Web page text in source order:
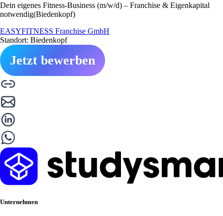
Dein eigenes Fitness-Business (m/w/d) – Franchise & Eigenkapital
notwendig(Biedenkopf)
EASYFITNESS Franchise GmbH
Standort: Biedenkopf
Jetzt bewerben
Unternehmen